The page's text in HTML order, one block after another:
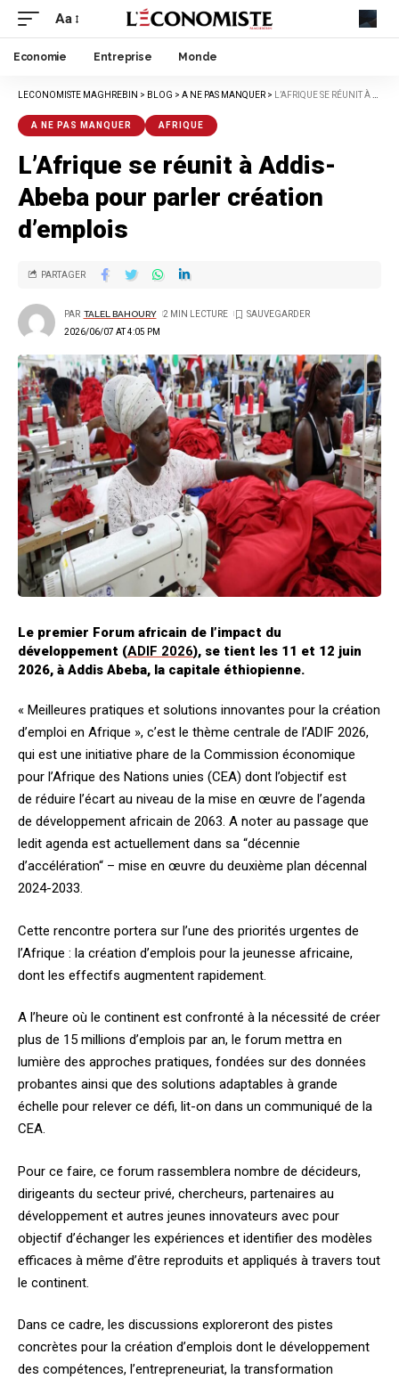
Aa
Economie Entreprise Monde
LECONOMISTE MAGHREBIN > BLOG > A NE PAS MANQUER > L’AFRIQUE SE RÉUNIT À ADDIS-ABEBA POUR PARLER CRÉATION D’EMPLOIS
A NE PAS MANQUER AFRIQUE
L’Afrique se réunit à Addis-
Abeba pour parler création
d’emplois
2026/06/07 AT 4:05 PM
PAR TALEL BAHOURY 2 MIN LECTURE
PARTAGER
Le premier Forum africain de l’impact du
développement (ADIF 2026), se tient les 11 et 12 juin
2026, à Addis Abeba, la capitale éthiopienne.
« Meilleures pratiques et solutions innovantes pour la création
d’emploi en Afrique », c’est le thème centrale de l’ADIF 2026,
qui est une initiative phare de la Commission économique
pour l’Afrique des Nations unies (CEA) dont l’objectif est
de réduire l’écart au niveau de la mise en œuvre de l’agenda
de développement africain de 2063. A noter au passage que
ledit agenda est actuellement dans sa “décennie
d’accélération“ – mise en œuvre du deuxième plan décennal
2024-2033.
Cette rencontre portera sur l’une des priorités urgentes de
l’Afrique : la création d’emplois pour la jeunesse africaine,
dont les effectifs augmentent rapidement.
A l’heure où le continent est confronté à la nécessité de créer
plus de 15 millions d’emplois par an, le forum mettra en
lumière des approches pratiques, fondées sur des données
probantes ainsi que des solutions adaptables à grande
échelle pour relever ce défi, lit-on dans un communiqué de la
CEA.
Pour ce faire, ce forum rassemblera nombre de décideurs,
dirigeants du secteur privé, chercheurs, partenaires au
développement et autres jeunes innovateurs avec pour
objectif d’échanger les expériences et identifier des modèles
efficaces à même d’être reproduits et appliqués à travers tout
le continent.
Dans ce cadre, les discussions exploreront des pistes
concrètes pour la création d’emplois dont le développement
des compétences, l’entrepreneuriat, la transformation